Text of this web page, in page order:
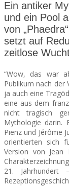
SEATS
Ein antiker
und ein Pool
von
setzt auf
zeitlose
“Wow, das war
Publikum nach der
ja auch eine
eine aus dem
nicht tragisch
Mythologie darin.
Pienz und Jérôme
orientierten sich
Version von Jean
21.